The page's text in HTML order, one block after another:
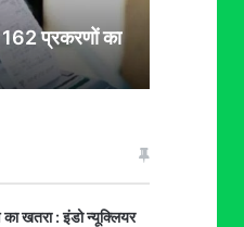
प्रकरणों का
का खतरा : इंडो न्यूक्लियर